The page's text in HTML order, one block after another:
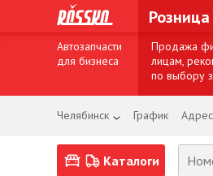
Розница
Автозапчасти
для бизнеса
Продажа
лицам,
по выбору
Челябинск График
Каталоги